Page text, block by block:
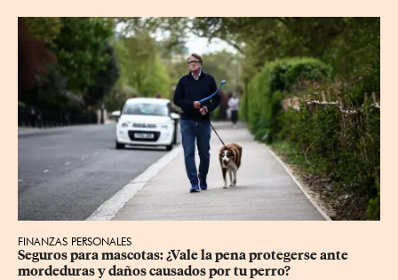
FINANZAS PERSONALES
Seguros para mascotas: ¿Vale la pena protegerse ante
mordeduras y daños causados por tu perro?